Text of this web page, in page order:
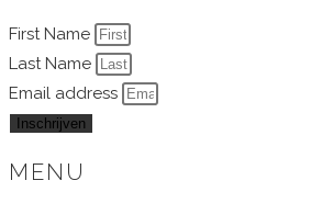
First Name
Last Name
Email address
Inschrijven
MENU